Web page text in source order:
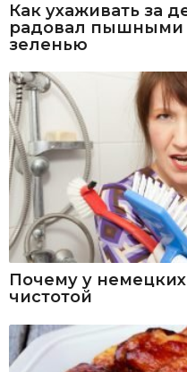
Как ухаживать за
радовал пышными
зеленью
Почему у
чистотой